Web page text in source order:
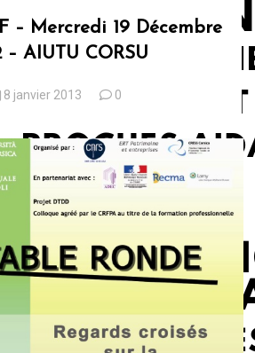
– Mercredi 19 Décembre
– AIUTU CORSU
8 janvier 2013 0